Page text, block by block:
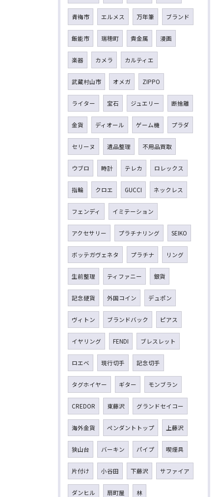
青梅市 エルメス 万年筆 ブランド
飯能市 瑞穂町 貴金属 漫画
楽器 カメラ カルティエ
武蔵村山市 オメガ ZIPPO
ライター 宝石 ジュエリー 断捨離
金貨 ディオール ゲーム機 プラダ
セリーヌ 遺品整理 不用品買取
ウブロ 時計 テレカ ロレックス
指輪 クロエ GUCCI ネックレス
フェンディ イミテーション
アクセサリー プラチナリング SEIKO
ボッテガヴェネタ プラチナ リング
生前整理 ティファニー 銀貨
記念硬貨 外国コイン デュポン
ヴィトン ブランドバック ピアス
イヤリング FENDI ブレスレット
ロエベ 現行切手 記念切手
タグホイヤー ギター モンブラン
CREDOR 東藤沢 グランドセイコー
海外金貨 ペンダントトップ 上藤沢
狭山台 バーキン パイプ 喫煙具
片付け 小谷田 下藤沢 サファイア
ダンヒル 扇町屋 林